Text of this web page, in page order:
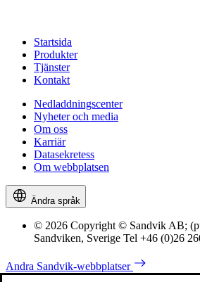
Startsida
Produkter
Tjänster
Kontakt
Nedladdningscenter
Nyheter och media
Om oss
Karriär
Datasekretess
Om webbplatsen
Ändra språk
© 2026 Copyright © Sandvik AB;
Sandviken, Sverige Tel +46 (0)26
Andra Sandvik-webbplatser